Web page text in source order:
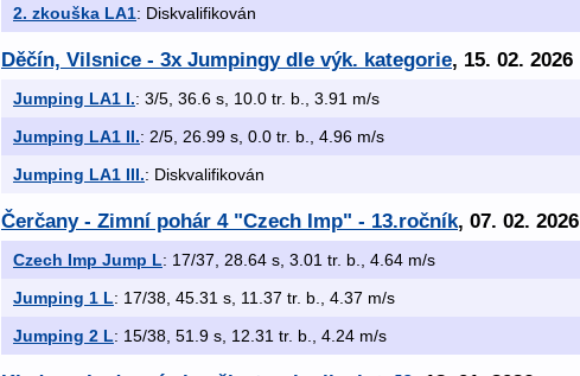
2. zkouška LA1: Diskvalifikován
Děčín, Vilsnice - 3x Jumpingy dle výk. kategorie, 15. 02. 2026
Jumping LA1 I.: 3/5, 36.6 s, 10.0 tr. b., 3.91 m/s
Jumping LA1 II.: 2/5, 26.99 s, 0.0 tr. b., 4.96 m/s
Jumping LA1 III.: Diskvalifikován
Čerčany - Zimní pohár 4 "Czech Imp" - 13.ročník, 07. 02. 2026
Czech Imp Jump L: 17/37, 28.64 s, 3.01 tr. b., 4.64 m/s
Jumping 1 L: 17/38, 45.31 s, 11.37 tr. b., 4.37 m/s
Jumping 2 L: 15/38, 51.9 s, 12.31 tr. b., 4.24 m/s